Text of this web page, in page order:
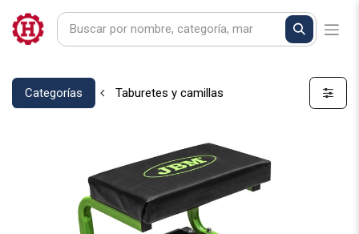
Categorías Taburetes y camillas